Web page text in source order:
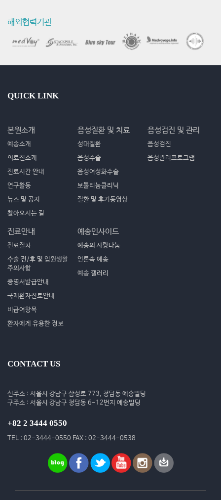
해외협력기관
QUICK LINK
본원소개
예송소개
의료진소개
진료시간 안내
연구활동
뉴스 및 공지
찾아오시는 길
음성질환 및 치료
성대질환
음성수술
음성여성화수술
보툴리눔클리닉
질환 및 후기동영상
음성검진 및 관리
음성검진
음성관리프로그램
진료안내
진료절차
수술 전/후 및 입원생활
주의사항
증명서발급안내
국제환자진료안내
비급여항목
환자에게 유용한 정보
예송인사이드
예송의 사랑나눔
언론속 예송
예송 갤러리
CONTACT US
신주소 : 서울시 강남구 삼성로 773, 청담동 예송빌딩
구주소 : 서울시 강남구 청담동 6-12번지 예송빌딩
+82 2 3444 0550
TEL : 02-3444-0550 FAX : 02-3444-0538